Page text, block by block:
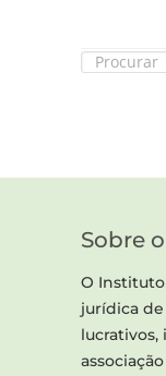
Sobre
O
jurídica